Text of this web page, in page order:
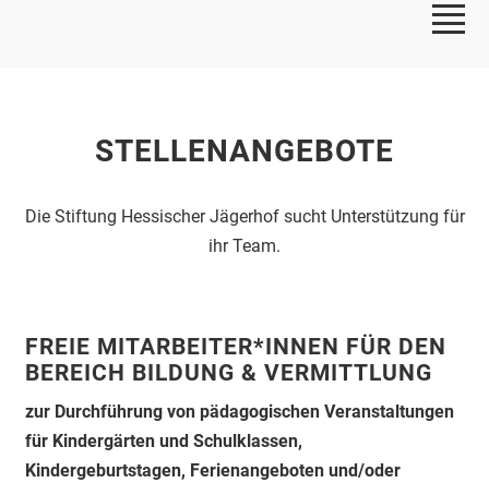
STELLENANGEBOTE
Die Stiftung Hessischer Jägerhof sucht Unterstützung für
ihr Team.
FREIE MITARBEITER*INNEN FÜR DEN
BEREICH BILDUNG & VERMITTLUNG
zur Durchführung von pädagogischen Veranstaltungen
für Kindergärten und Schulklassen,
Kindergeburtstagen, Ferienangeboten und/oder